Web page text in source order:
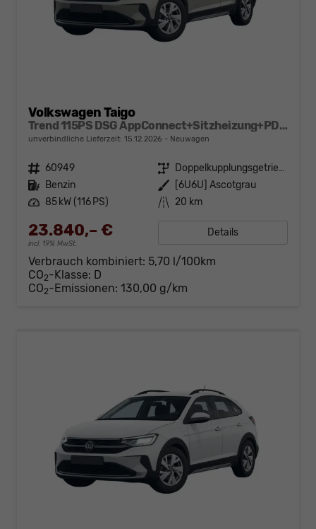
Volkswagen Taigo
Trend 115PS DSG AppConnect+Sitzheizung+PDC+Alu16+LED+DAB+FrontAssist
unverbindliche Lieferzeit: 15.12.2026 Neuwagen
Fahrzeugnr. 60949 Getriebe
Doppelkupplungsgetriebe (DSG)
Kraftstoff Benzin Außenfarbe
[6U6U] Ascotgrau
Leistung 85 kW (116 PS) Kilometerstand 20 km
23.840,– €
incl. 19% MwSt.
Details
Verbrauch kombiniert: 5,70 l/100km
CO2-Klasse: D
CO2-Emissionen: 130,00 g/km